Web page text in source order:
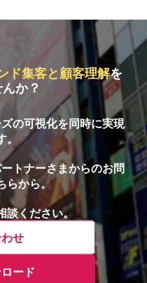
ド集客と顧客理解を
か？
の可視化を同時に実現
。
トナーさまからのお問
らから。
談ください。
せ
ード